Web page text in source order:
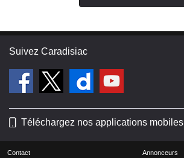
Suivez Caradisiac
Téléchargez nos applications mobiles
Contact Annonceurs